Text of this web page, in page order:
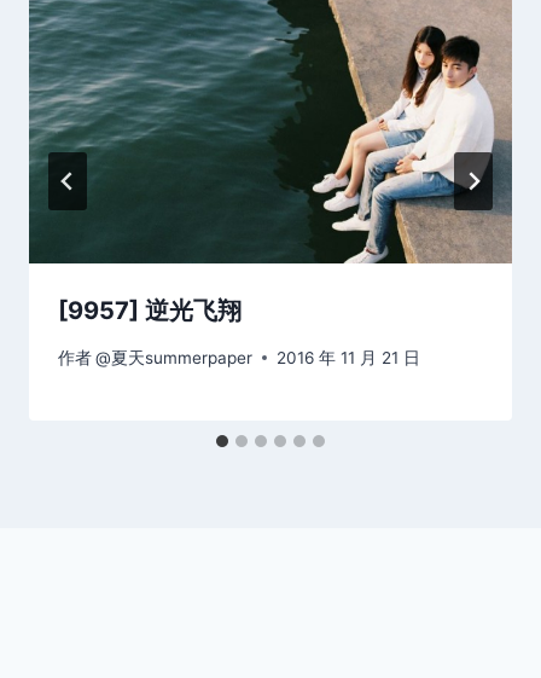
[9957] 逆光飞翔
作者@夏天summerpaper 2016 年 11 月 21 日